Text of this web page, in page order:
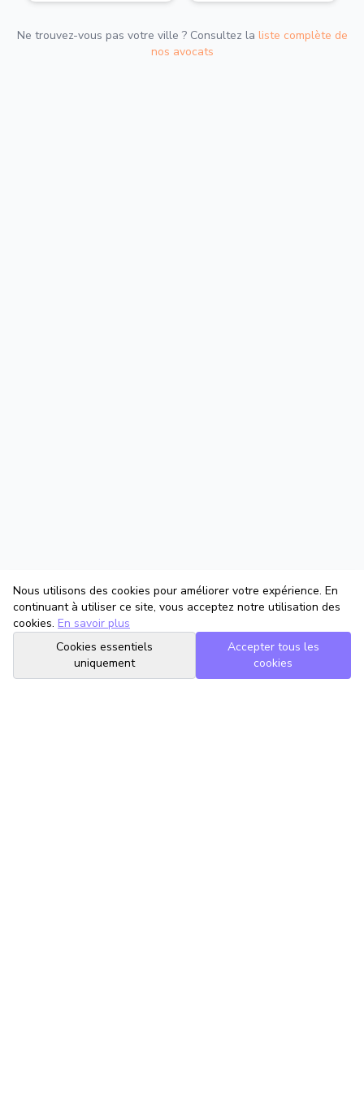
Ne trouvez-vous pas votre ville ? Consultez la liste complète de
nos avocats
Nous utilisons des cookies pour améliorer votre expérience. En
continuant à utiliser ce site, vous acceptez notre utilisation des
cookies. En savoir plus
Cookies essentiels
uniquement
Accepter tous les
cookies